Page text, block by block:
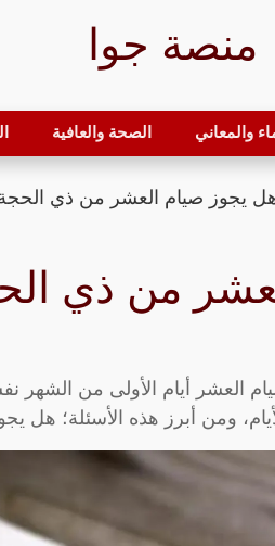
منصة جوا
والمعاني الصحة والعافية
يجوز صيام العشر من ذي
من ذي
العشر أيام الأولى من الشهر
ومن أبرز هذه الأسئلة؛ هل